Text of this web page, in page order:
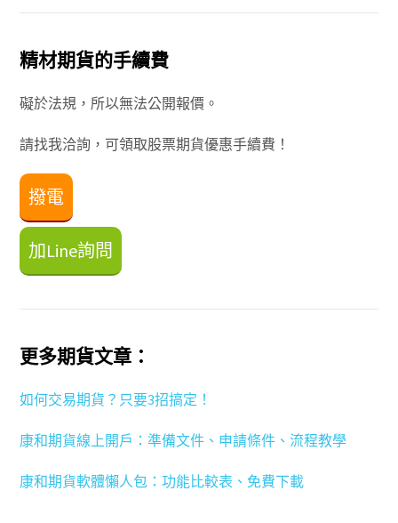
精材期貨的手續費
礙於法規，所以無法公開報價。
請找我洽詢，可領取股票期貨優惠手續費！
撥電
加Line詢問
更多期貨文章：
如何交易期貨？只要3招搞定！
康和期貨線上開戶：準備文件、申請條件、流程教學
康和期貨軟體懶人包：功能比較表、免費下載